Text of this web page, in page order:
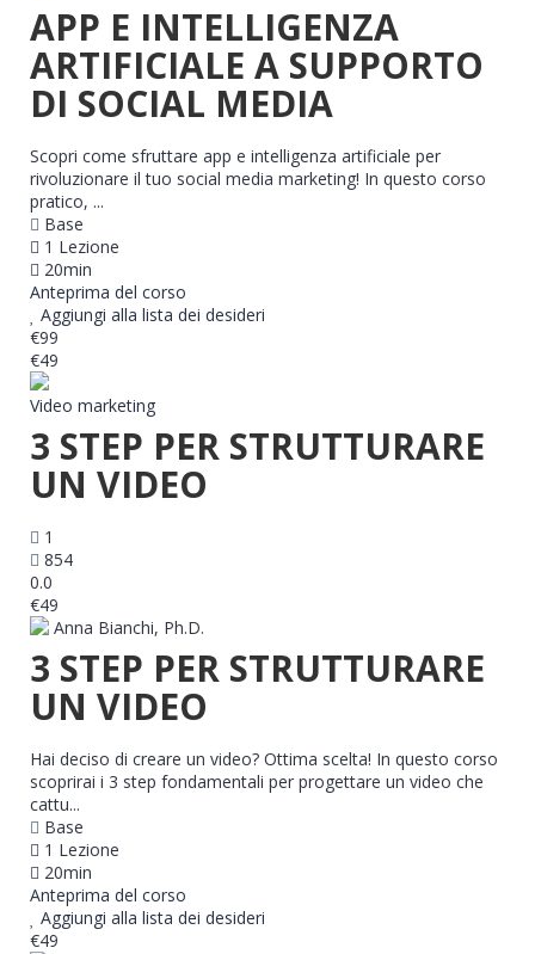
APP E INTELLIGENZA
ARTIFICIALE A SUPPORTO
DI SOCIAL MEDIA
Scopri come sfruttare app e intelligenza artificiale per
rivoluzionare il tuo social media marketing! In questo corso
pratico, ...
Base
1 Lezione
20min
Anteprima del corso
Aggiungi alla lista dei desideri
€99
€49
Video marketing
3 STEP PER STRUTTURARE
UN VIDEO
1
854
0.0
€49
Anna Bianchi, Ph.D.
3 STEP PER STRUTTURARE
UN VIDEO
Hai deciso di creare un video? Ottima scelta! In questo corso
scoprirai i 3 step fondamentali per progettare un video che
cattu...
Base
1 Lezione
20min
Anteprima del corso
Aggiungi alla lista dei desideri
€49